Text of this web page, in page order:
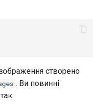
створено
. Ви повинні